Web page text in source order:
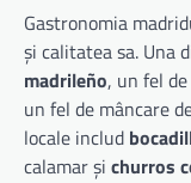
Gastronomia
și calitatea sa. Una
madrileño, un fel
un fel de mâncare
locale includ
calamar și churros